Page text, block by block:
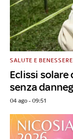
Eclissi solare
senza
SALUTE E BENESSERE
04 ago - 09:51